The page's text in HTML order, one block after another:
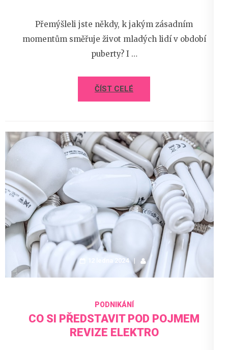
Přemýšleli jste někdy, k jakým zásadním
momentům směřuje život mladých lidí v období
puberty? I …
ČÍST CELÉ
12 ledna 2024
PODNIKÁNÍ
CO SI PŘEDSTAVIT POD POJMEM
REVIZE ELEKTRO